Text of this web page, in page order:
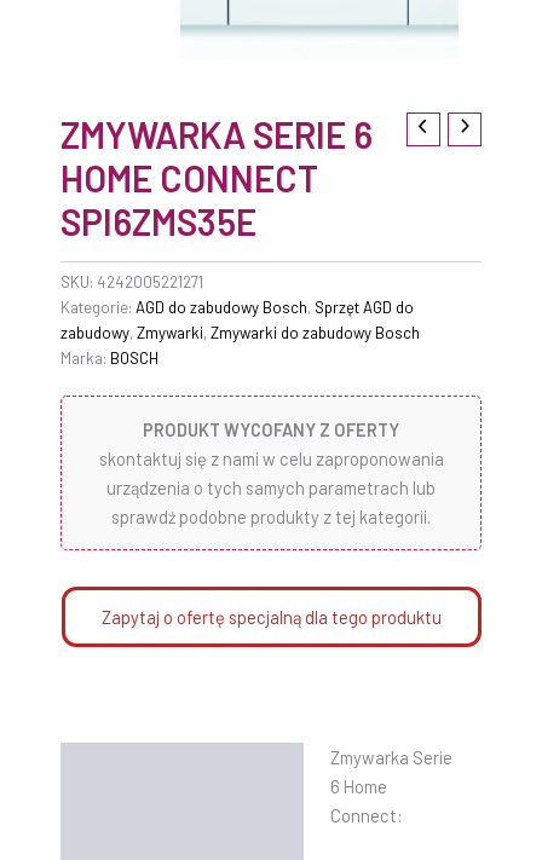
ZMYWARKA SERIE 6
HOME CONNECT
SPI6ZMS35E
SKU: 4242005221271
Kategorie: AGD do zabudowy Bosch, Sprzęt AGD do
zabudowy,Zmywarki,Zmywarki do zabudowy Bosch
Marka: BOSCH
PRODUKT WYCOFANY Z OFERTY
skontaktuj się z nami w celu zaproponowania
urządzenia o tych samych parametrach lub
sprawdź podobne produkty z tej kategorii.
Zapytaj o ofertę specjalną dla tego produktu
Zmywarka Serie
6 Home
Connect: